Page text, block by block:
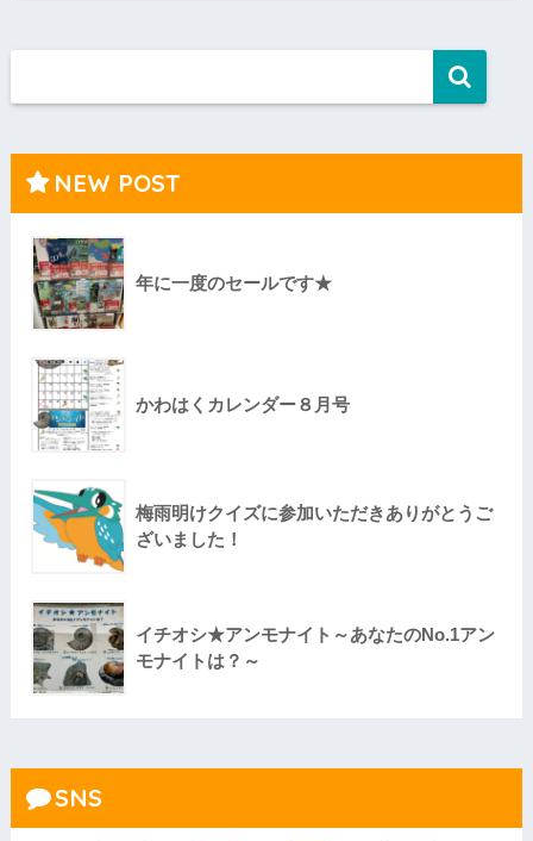
NEW POST
年に一度のセールです★
かわはくカレンダー８月号
梅雨明けクイズに参加いただきありがとうご
ざいました！
イチオシ★アンモナイト～あなたのNo.1アン
モナイトは？～
SNS